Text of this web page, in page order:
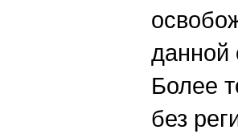
данной
Более
без